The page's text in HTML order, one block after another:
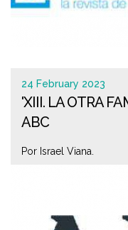
24 February 2023
'XIII. LA OTRA
ABC
Por Israel Viana.